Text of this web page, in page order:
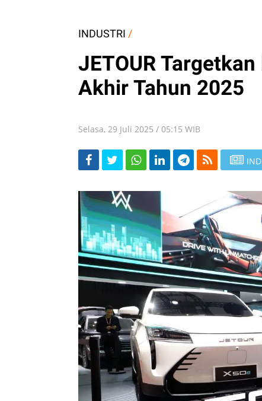
INDUSTRI /
JETOUR
Akhir Tahun 2025
Selasa, 29 Juli 2025 / 05:15 WIB